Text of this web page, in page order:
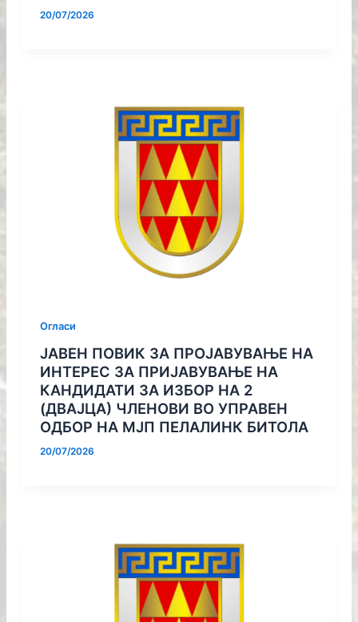
20/07/2026
Огласи
ЈАВЕН ПОВИК ЗА ПРОЈАВУВАЊЕ НА
ИНТЕРЕС ЗА ПРИЈАВУВАЊЕ НА
КАНДИДАТИ ЗА ИЗБОР НА 2
(ДВАЈЦА) ЧЛЕНОВИ ВО УПРАВЕН
ОДБОР НА МЈП ПЕЛАЛИНК БИТОЛА
20/07/2026